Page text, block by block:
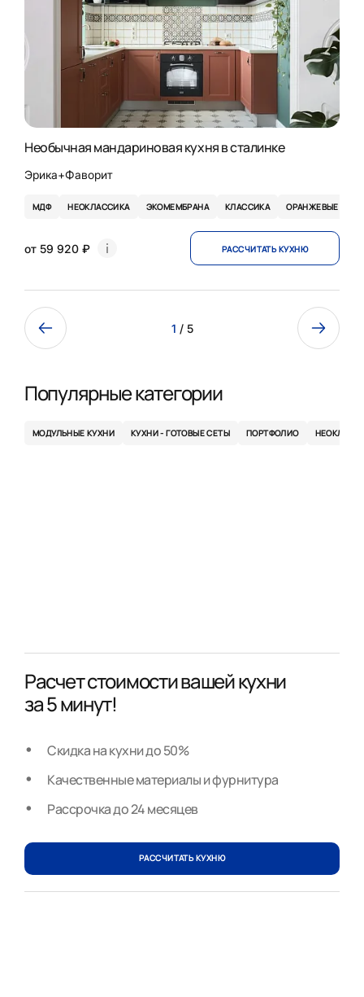
Необычная мандариновая кухня в сталинке
Эрика+Фаворит
МДФ НЕОКЛАССИКА ЭКОМЕМБРАНА КЛАССИКА ОРАНЖЕВЫЕ
от 59 920 ₽ РАССЧИТАТЬ КУХНЮ
1 / 5
Популярные категории
МОДУЛЬНЫЕ КУХНИ КУХНИ - ГОТОВЫЕ СЕТЫ ПОРТФОЛИО
Расчет стоимости вашей кухни
за 5 минут!
Скидка на кухни до 50%
Качественные материалы и фурнитура
Рассрочка до 24 месяцев
РАССЧИТАТЬ КУХНЮ